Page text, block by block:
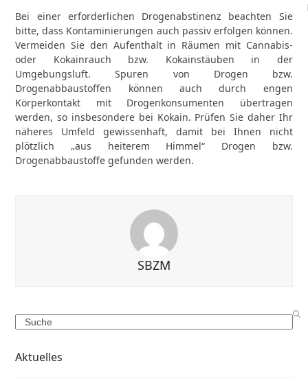
Bei einer erforderlichen Drogenabstinenz beachten Sie
bitte, dass Kontaminierungen auch passiv erfolgen können.
Vermeiden Sie den Aufenthalt in Räumen mit Cannabis-
oder Kokainrauch bzw. Kokainstäuben in der
Umgebungsluft. Spuren von Drogen bzw.
Drogenabbaustoffen können auch durch engen
Körperkontakt mit Drogenkonsumenten übertragen
werden, so insbesondere bei Kokain. Prüfen Sie daher Ihr
näheres Umfeld gewissenhaft, damit bei Ihnen nicht
plötzlich „aus heiterem Himmel“ Drogen bzw.
Drogenabbaustoffe gefunden werden.
SBZM
Search
Aktuelles